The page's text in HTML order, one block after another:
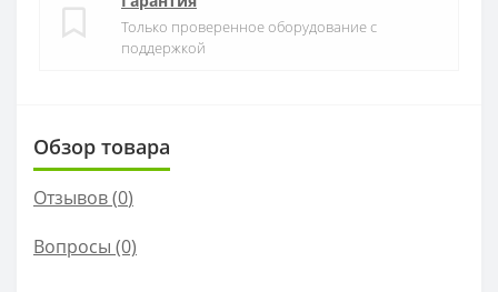
Только проверенное оборудование с
поддержкой
Обзор товара
Отзывов (0)
Вопросы (0)